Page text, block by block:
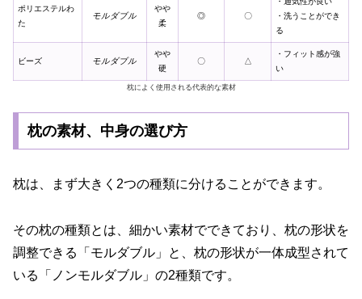
ポリエステルわ
た
モルダブル
やや
柔
◎ 〇
・洗うことができ
る
ビーズ モルダブル
やや
硬
〇 △
・フィット感が強
い
枕によく使用される代表的な素材
枕の素材、中身の選び方
枕は、まず大きく2つの種類に分けることができます。
その枕の種類とは、細かい素材でできており、枕の形状を
調整できる「モルダブル」と、枕の形状が一体成型されて
いる「ノンモルダブル」の2種類です。